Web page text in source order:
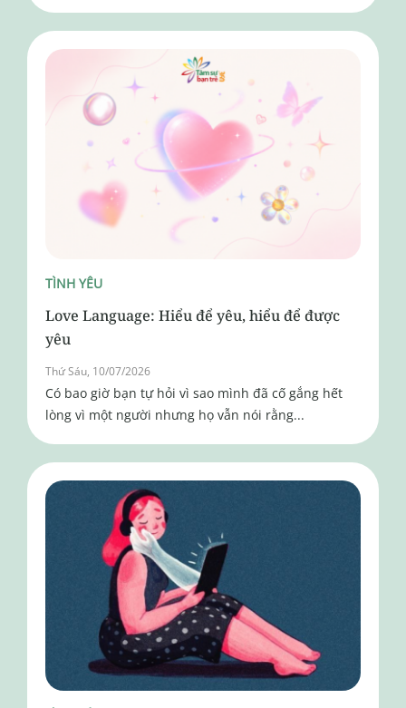
TÌNH YÊU
Love Language: Hiểu để yêu, hiểu để được
yêu
Thứ Sáu, 10/07/2026
Có bao giờ bạn tự hỏi vì sao mình đã cố gắng hết
lòng vì một người nhưng họ vẫn nói rằng...